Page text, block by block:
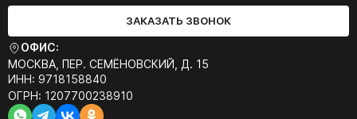
ЗАКАЗАТЬ ЗВОНОК
ОФИС:
МОСКВА, ПЕР. СЕМЁНОВСКИЙ, Д. 15
ИНН: 9718158840
ОГРН: 1207700238910